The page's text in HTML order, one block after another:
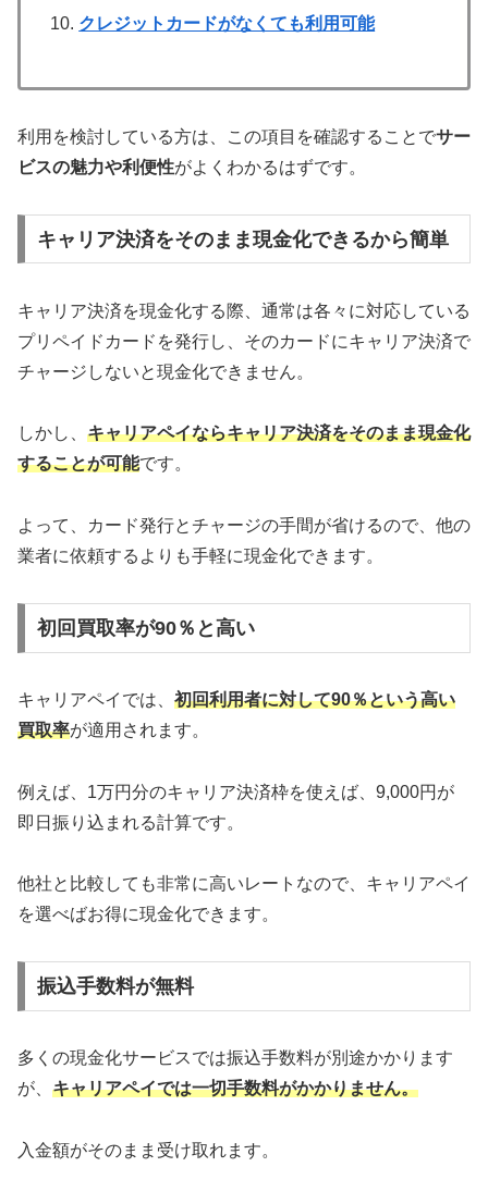
クレジットカードがなくても利用可能
利用を検討している方は、この項目を確認することでサー
ビスの魅力や利便性がよくわかるはずです。
キャリア決済をそのまま現金化できるから簡単
キャリア決済を現金化する際、通常は各々に対応している
プリペイドカードを発行し、そのカードにキャリア決済で
チャージしないと現金化できません。
しかし、 キャリアペイならキャリア決済をそのまま現金化
することが可能です。
よって、カード発行とチャージの手間が省けるので、他の
業者に依頼するよりも手軽に現金化できます。
初回買取率が90％と高い
キャリアペイでは、 初回利用者に対して90％という高い
買取率が適用されます。
例えば、1万円分のキャリア決済枠を使えば、9,000円が
即日振り込まれる計算です。
他社と比較しても非常に高いレートなので、キャリアペイ
を選べばお得に現金化できます。
振込手数料が無料
多くの現金化サービスでは振込手数料が別途かかります
が、 キャリアペイでは一切手数料がかかりません。
入金額がそのまま受け取れます。